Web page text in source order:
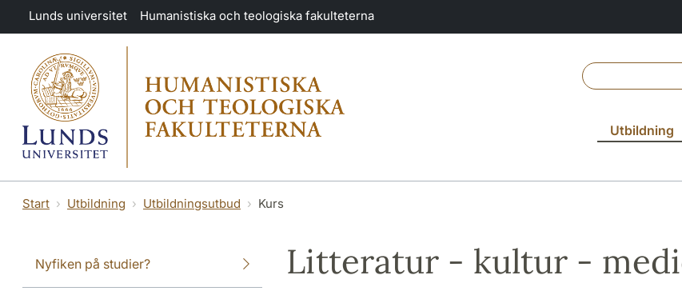
Hoppa till huvudinnehåll
Lunds universitet Humanistiska och teologiska fakulteterna
Utbildning
Start Utbildning Utbildningsutbud Kurs
Nyfiken på studier? Litteratur - kultur -